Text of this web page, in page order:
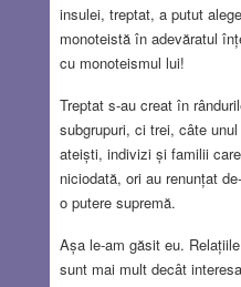
insulei, treptat, a putut
monoteistă în adevăratul
cu monoteismul lui!
Treptat s-au creat în
subgrupuri, ci trei, câte
ateiști, indivizi și familii
niciodată, ori au renunțat
o putere supremă.
Așa le-am găsit eu.
sunt mai mult decât